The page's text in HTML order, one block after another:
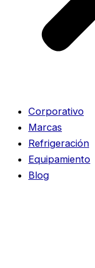
Corporativo
Marcas
Refrigeración
Equipamiento
Blog